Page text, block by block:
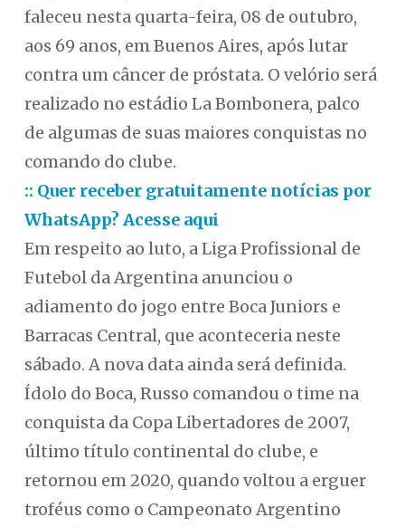
faleceu nesta quarta-feira, 08 de outubro,
aos 69 anos, em Buenos Aires, após lutar
contra um câncer de próstata. O velório será
realizado no estádio La Bombonera, palco
de algumas de suas maiores conquistas no
comando do clube.
:: Quer receber gratuitamente notícias por
WhatsApp? Acesse aqui
Em respeito ao luto, a Liga Profissional de
Futebol da Argentina anunciou o
adiamento do jogo entre Boca Juniors e
Barracas Central, que aconteceria neste
sábado. A nova data ainda será definida.
Ídolo do Boca, Russo comandou o time na
conquista da Copa Libertadores de 2007,
último título continental do clube, e
retornou em 2020, quando voltou a erguer
troféus como o Campeonato Argentino